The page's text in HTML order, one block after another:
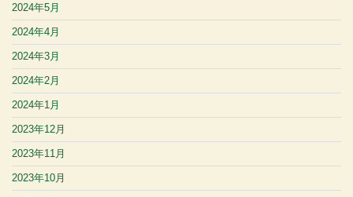
2024年5月
2024年4月
2024年3月
2024年2月
2024年1月
2023年12月
2023年11月
2023年10月